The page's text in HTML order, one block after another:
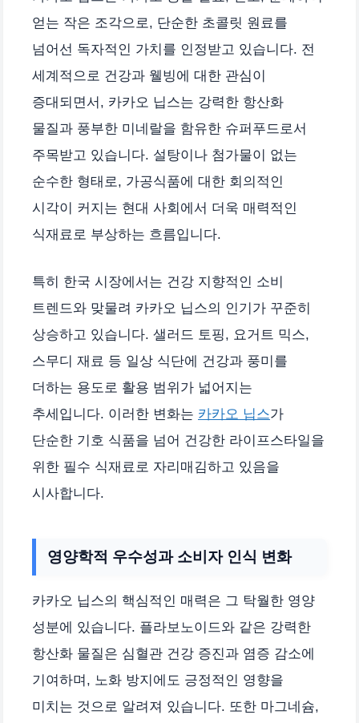
얻는 작은 조각으로, 단순한 초콜릿 원료를
넘어선 독자적인 가치를 인정받고 있습니다. 전
세계적으로 건강과 웰빙에 대한 관심이
증대되면서, 카카오 닙스는 강력한 항산화
물질과 풍부한 미네랄을 함유한 슈퍼푸드로서
주목받고 있습니다. 설탕이나 첨가물이 없는
순수한 형태로, 가공식품에 대한 회의적인
시각이 커지는 현대 사회에서 더욱 매력적인
식재료로 부상하는 흐름입니다.
특히 한국 시장에서는 건강 지향적인 소비
트렌드와 맞물려 카카오 닙스의 인기가 꾸준히
상승하고 있습니다. 샐러드 토핑, 요거트 믹스,
스무디 재료 등 일상 식단에 건강과 풍미를
더하는 용도로 활용 범위가 넓어지는
추세입니다. 이러한 변화는 카카오 닙스가
단순한 기호 식품을 넘어 건강한 라이프스타일을
위한 필수 식재료로 자리매김하고 있음을
시사합니다.
영양학적 우수성과 소비자 인식 변화
카카오 닙스의 핵심적인 매력은 그 탁월한 영양
성분에 있습니다. 플라보노이드와 같은 강력한
항산화 물질은 심혈관 건강 증진과 염증 감소에
기여하며, 노화 방지에도 긍정적인 영향을
미치는 것으로 알려져 있습니다. 또한 마그네슘,